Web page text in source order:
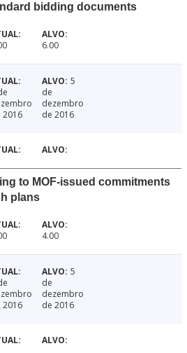
bidding documents
6.00
2016
5
de
dezembro
de 2016
to MOF-issued commitments
plans
4.00
2016
5
de
dezembro
de 2016